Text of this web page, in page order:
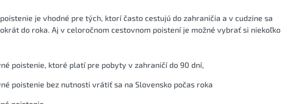
je vhodné pre tých, ktorí často cestujú do zahraničia a v cudzine sa
do roka. Aj v celoročnom cestovnom poistení je možné vybrať si niekoľko
poistenie, ktoré platí pre pobyty v zahraničí do 90 dní,
poistenie bez nutnosti vrátiť sa na Slovensko počas roka